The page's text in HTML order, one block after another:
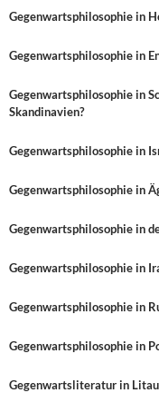
Gegenwartsphilosophie in
Gegenwartsphilosophie in
Gegenwartsphilosophie in
Skandinavien?
Gegenwartsphilosophie in
Gegenwartsphilosophie in
Gegenwartsphilosophie in
Gegenwartsphilosophie in
Gegenwartsphilosophie in
Gegenwartsphilosophie in
Gegenwartsliteratur in